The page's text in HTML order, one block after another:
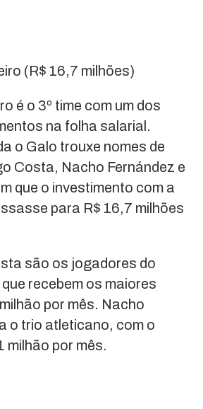
(R$ 16,7 milhões)
é o 3º time com um dos
na folha salarial.
o Galo trouxe nomes de
Costa, Nacho Fernández e
que o investimento com a
para R$ 16,7 milhões
são os jogadores do
recebem os maiores
por mês. Nacho
o trio atleticano, com o
milhão por mês.